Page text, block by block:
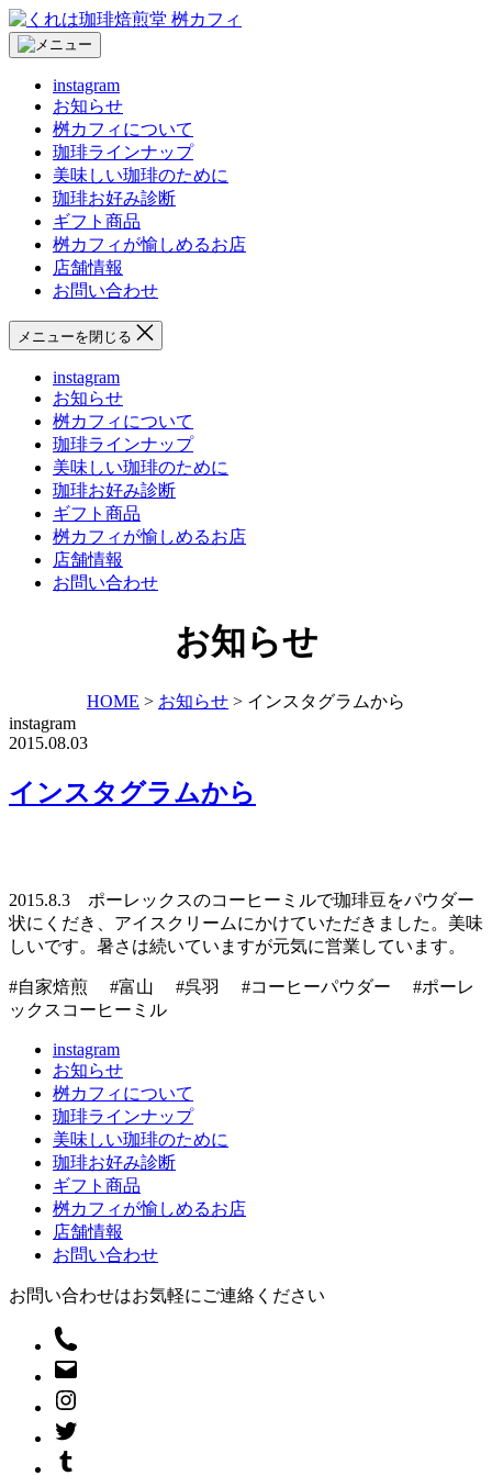
コ
ン
テ
フ
instagram
お知らせ
桝カフィについて
珈琲ラインナップ
美味しい珈琲のために
珈琲お好み診断
ギフト商品
桝カフィが愉しめるお店
店舗情報
お問い合わせ
メニューを閉じる
instagram
お知らせ
桝カフィについて
珈琲ラインナップ
美味しい珈琲のために
珈琲お好み診断
ギフト商品
桝カフィが愉しめるお店
店舗情報
お問い合わせ
お知らせ
HOME > お知らせ > インスタグラムから
instagram
2015.08.03
インスタグラムから
2015.8.3 ポーレックスのコーヒーミルで珈琲豆をパウダー
状にくだき、アイスクリームにかけていただきました。美味
しいです。暑さは続いていますが元気に営業しています。
#自家焙煎 #富山 #呉羽 #コーヒーパウダー #ポーレ
ックスコーヒーミル
instagram
お知らせ
桝カフィについて
珈琲ラインナップ
美味しい珈琲のために
珈琲お好み診断
ギフト商品
桝カフィが愉しめるお店
店舗情報
お問い合わせ
お問い合わせはお気軽にご連絡ください